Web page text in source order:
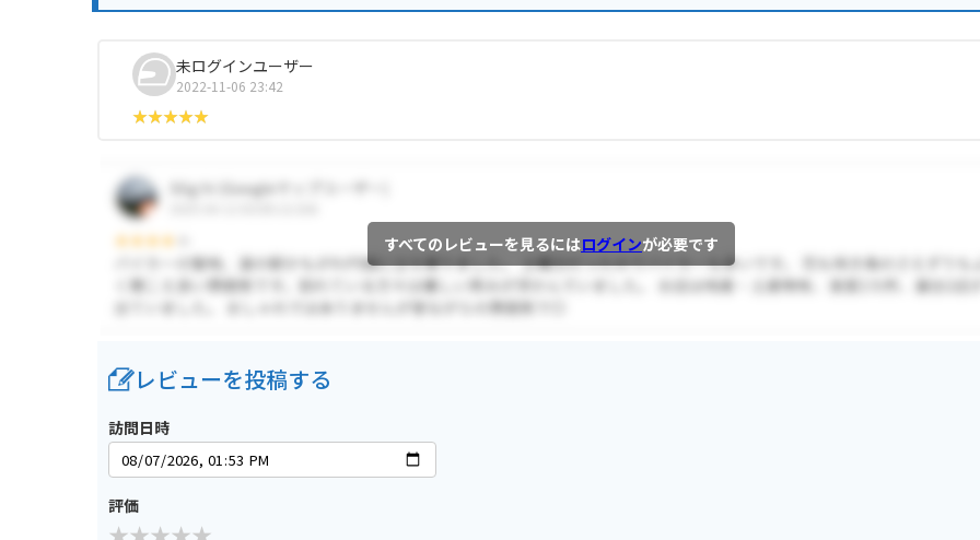
未ログインユーザー
2022-11-06 23:42
すべてのレビューを見るにはログインが必要です
レビューを投稿する
訪問日時
評価